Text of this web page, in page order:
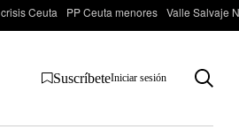
Ceuta PP Ceuta menores Valle Salvaje
SuscríbeteIniciar sesión